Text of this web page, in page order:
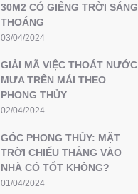
30M2 CÓ GIẾNG TRỜI SÁNG
THOÁNG
03/04/2024
GIẢI MÃ VIỆC THOÁT NƯỚC
MƯA TRÊN MÁI THEO
PHONG THỦY
02/04/2024
GÓC PHONG THỦY: MẶT
TRỜI CHIẾU THẲNG VÀO
NHÀ CÓ TỐT KHÔNG?
01/04/2024